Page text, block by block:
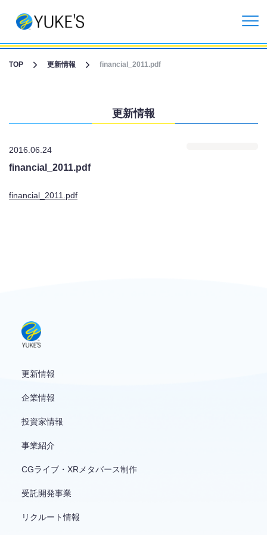
更新情報
CGライブ・XRメタバース制作
English
TOP 更新情報 financial_2011.pdf
更新情報
2016.06.24
financial_2011.pdf
financial_2011.pdf
更新情報
企業情報
投資家情報
事業紹介
CGライブ・XRメタバース制作
受託開発事業
リクルート情報